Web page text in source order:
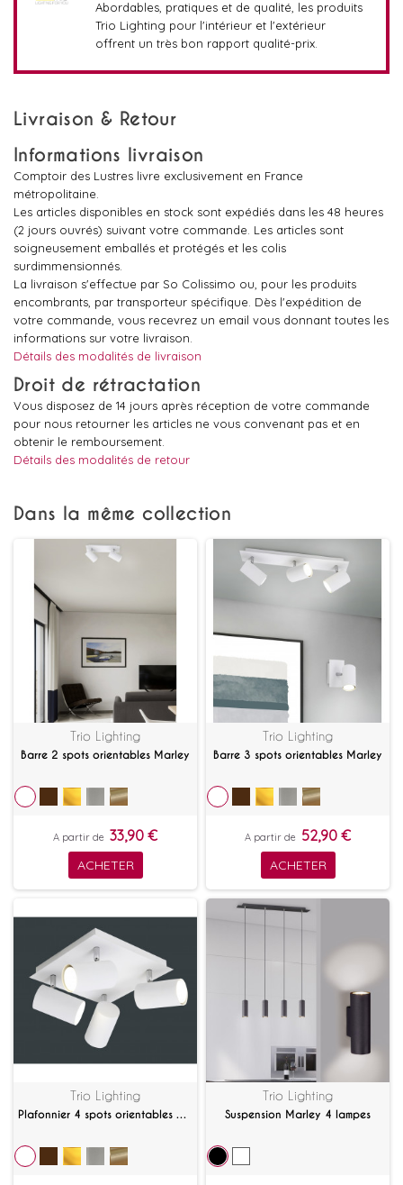
Abordables, pratiques et de qualité, les produits
Trio Lighting pour l'intérieur et l'extérieur
offrent un très bon rapport qualité-prix.
Livraison & Retour
Informations livraison
Comptoir des Lustres livre exclusivement en France
métropolitaine.
Les articles disponibles en stock sont expédiés dans les 48 heures
(2 jours ouvrés) suivant votre commande. Les articles sont
soigneusement emballés et protégés et les colis
surdimmensionnés.
La livraison s'effectue par So Colissimo ou, pour les produits
encombrants, par transporteur spécifique. Dès l'expédition de
votre commande, vous recevrez un email vous donnant toutes les
informations sur votre livraison.
Détails des modalités de livraison
Droit de rétractation
Vous disposez de 14 jours après réception de votre commande
pour nous retourner les articles ne vous convenant pas et en
obtenir le remboursement.
Détails des modalités de retour
Dans la même collection
Trio Lighting
Barre 2 spots orientables Marley
A partir de 33,90 €
ACHETER
Trio Lighting
Barre 3 spots orientables Marley
A partir de 52,90 €
ACHETER
Trio Lighting
Plafonnier 4 spots orientables Marley
Trio Lighting
Suspension Marley 4 lampes